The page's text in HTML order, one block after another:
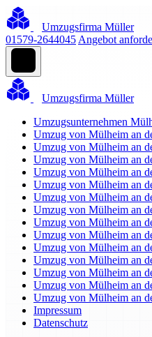
Umzugsfirma Müller
01579-2644045 Angebot
Umzugsfirma Müller
Umzugsunternehmen
Umzug von Mülheim an
Umzug von Mülheim an
Umzug von Mülheim an
Umzug von Mülheim an
Umzug von Mülheim an
Umzug von Mülheim an
Umzug von Mülheim an
Umzug von Mülheim an
Umzug von Mülheim an
Umzug von Mülheim an
Umzug von Mülheim an
Umzug von Mülheim an
Umzug von Mülheim an
Umzug von Mülheim an
Impressum
Datenschutz